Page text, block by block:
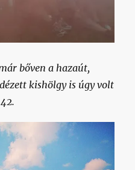
bőven a hazaút,
kishölgy is úgy volt